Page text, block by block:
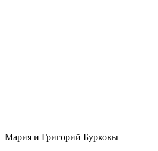
Мария и Григорий Бурковы